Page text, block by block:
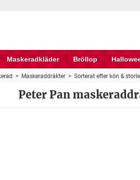
Maskeradkläder Bröllop
> Maskeraddräkter> Sorterat efter kön &
Peter Pan